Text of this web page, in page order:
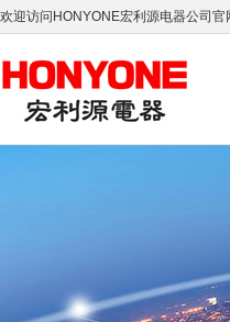
欢迎访问HONYONE宏利源电器公司官